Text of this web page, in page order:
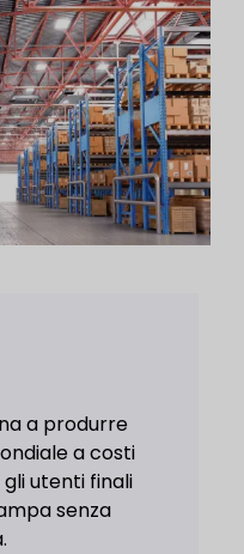
a produrre
a costi
utenti finali
senza